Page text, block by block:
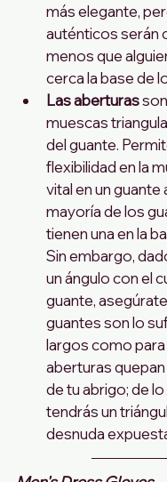
más elegante,
auténticos serán
menos que
cerca la base de
Las aberturas
muescas
del guante.
flexibilidad en la
vital en un guante
mayoría de los
tienen una en la
Sin embargo,
un ángulo con el
guante,
guantes son lo
largos como
aberturas
de tu abrigo; de
tendrás un
desnuda